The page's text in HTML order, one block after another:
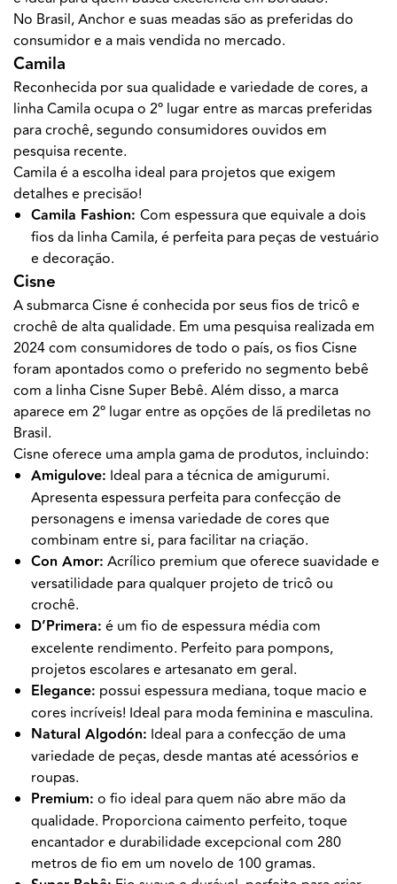
No Brasil, Anchor e suas meadas são as preferidas do
consumidor e a mais vendida no mercado.
Camila
Reconhecida por sua qualidade e variedade de cores, a
linha Camila ocupa o 2º lugar entre as marcas preferidas
para crochê, segundo consumidores ouvidos em
pesquisa recente.
Camila é a escolha ideal para projetos que exigem
detalhes e precisão!
Camila Fashion: Com espessura que equivale a dois
fios da linha Camila, é perfeita para peças de vestuário
e decoração.
Cisne
A submarca Cisne é conhecida por seus fios de tricô e
crochê de alta qualidade. Em uma pesquisa realizada em
2024 com consumidores de todo o país, os fios Cisne
foram apontados como o preferido no segmento bebê
com a linha Cisne Super Bebê. Além disso, a marca
aparece em 2º lugar entre as opções de lã prediletas no
Brasil.
Cisne oferece uma ampla gama de produtos, incluindo:
Amigulove: Ideal para a técnica de amigurumi.
Apresenta espessura perfeita para confecção de
personagens e imensa variedade de cores que
combinam entre si, para facilitar na criação.
Con Amor: Acrílico premium que oferece suavidade e
versatilidade para qualquer projeto de tricô ou
crochê.
D’Primera: é um fio de espessura média com
excelente rendimento. Perfeito para pompons,
projetos escolares e artesanato em geral.
Elegance: possui espessura mediana, toque macio e
cores incríveis! Ideal para moda feminina e masculina.
Natural Algodón: Ideal para a confecção de uma
variedade de peças, desde mantas até acessórios e
roupas.
Premium: o fio ideal para quem não abre mão da
qualidade. Proporciona caimento perfeito, toque
encantador e durabilidade excepcional com 280
metros de fio em um novelo de 100 gramas.